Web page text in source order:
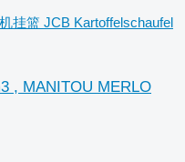
挂篮 JCB Kartoffelschaufel
, MANITOU MERLO